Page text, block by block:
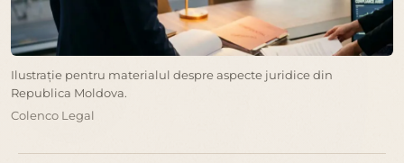
Ilustrație pentru materialul despre aspecte juridice din
Republica Moldova.
Colenco Legal